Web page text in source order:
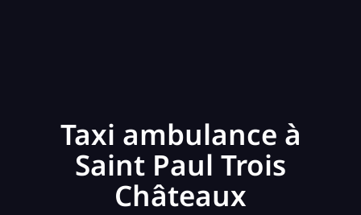
Taxi ambulance à
Saint Paul Trois
Châteaux